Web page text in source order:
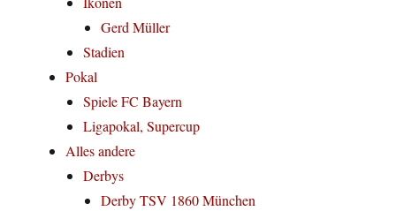
Gerd Müller
Stadien
Pokal
Spiele FC Bayern
Ligapokal, Supercup
Alles andere
Derbys
Derby TSV 1860 München